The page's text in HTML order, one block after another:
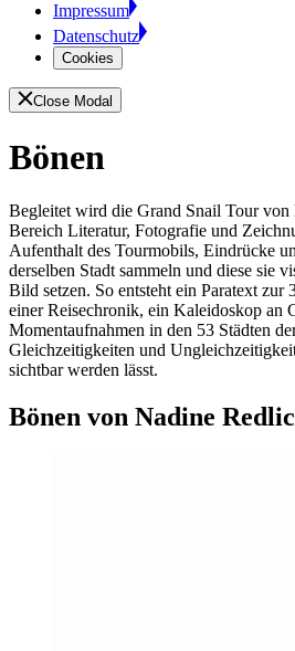
Impressum
Datenschutz
Cookies
Close Modal
Bönen
Begleitet wird die Grand Snail Tour von
Bereich Literatur, Fotografie und
Aufenthalt des Tourmobils, Eindrücke
derselben Stadt sammeln und diese sie
Bild setzen. So entsteht ein Paratext zur
einer Reisechronik, ein Kaleidoskop an
Momentaufnahmen in den 53 Städten
Gleichzeitigkeiten und
sichtbar werden lässt.
Bönen von Nadine